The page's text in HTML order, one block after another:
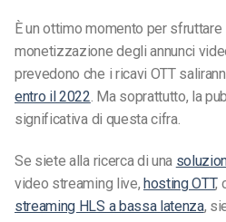
È un ottimo momento per
monetizzazione degli annunci
prevedono che i ricavi OTT
entro il 2022. Ma soprattutto, la
significativa di questa cifra.
Se siete alla ricerca di una
video streaming live, hosting OTT,
streaming HLS a bassa latenza,